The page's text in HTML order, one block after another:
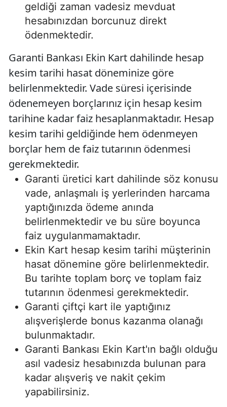
geldiği zaman vadesiz mevduat
hesabınızdan borcunuz direkt
ödenmektedir.
Garanti Bankası Ekin Kart dahilinde hesap
kesim tarihi hasat döneminize göre
belirlenmektedir. Vade süresi içerisinde
ödenemeyen borçlarınız için hesap kesim
tarihine kadar faiz hesaplanmaktadır. Hesap
kesim tarihi geldiğinde hem ödenmeyen
borçlar hem de faiz tutarının ödenmesi
gerekmektedir.
Garanti üretici kart dahilinde söz konusu
vade, anlaşmalı iş yerlerinden harcama
yaptığınızda ödeme anında
belirlenmektedir ve bu süre boyunca
faiz uygulanmamaktadır.
Ekin Kart hesap kesim tarihi müşterinin
hasat dönemine göre belirlenmektedir.
Bu tarihte toplam borç ve toplam faiz
tutarının ödenmesi gerekmektedir.
Garanti çiftçi kart ile yaptığınız
alışverişlerde bonus kazanma olanağı
bulunmaktadır.
Garanti Bankası Ekin Kart'ın bağlı olduğu
asıl vadesiz hesabınızda bulunan para
kadar alışveriş ve nakit çekim
yapabilirsiniz.